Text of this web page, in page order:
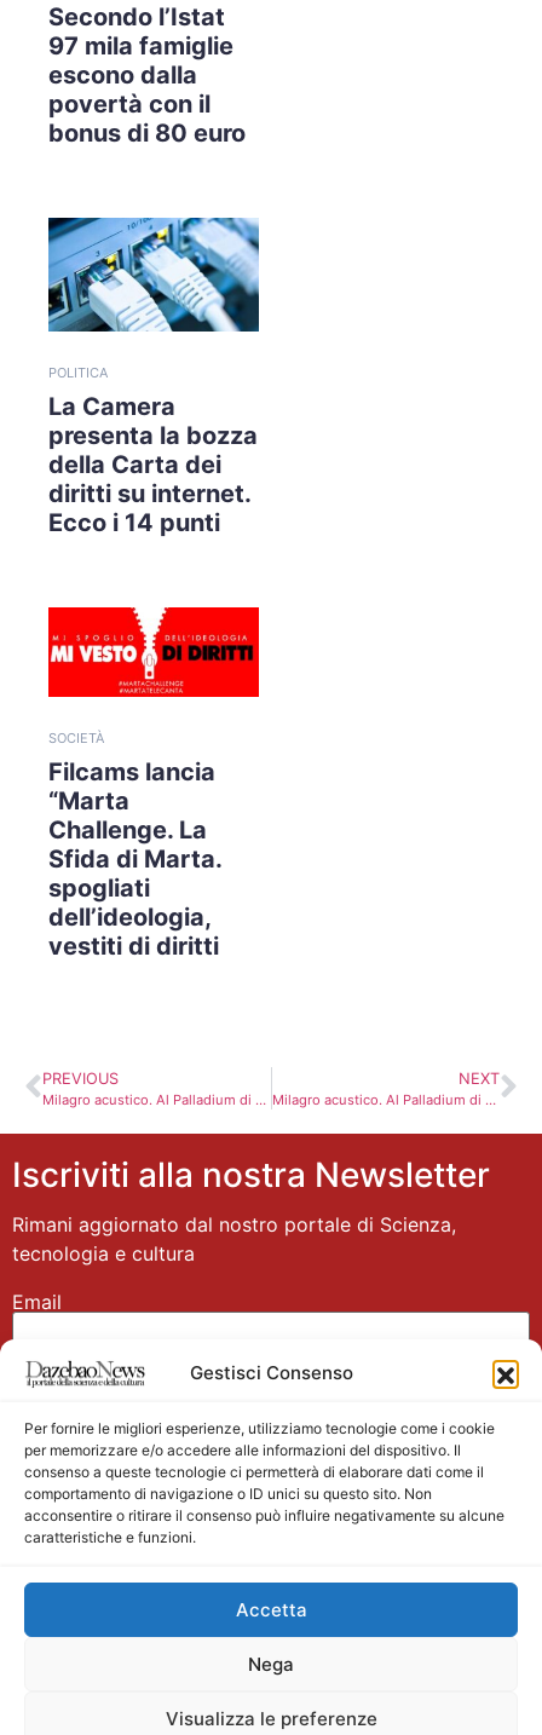
Gestisci Consenso
Per fornire le migliori esperienze, utilizziamo tecnologie come i cookie
per memorizzare e/o accedere alle informazioni del dispositivo. Il
consenso a queste tecnologie ci permetterà di elaborare dati come il
comportamento di navigazione o ID unici su questo sito. Non
acconsentire o ritirare il consenso può influire negativamente su alcune
caratteristiche e funzioni.
Accetta
Nega
Visualizza le preferenze
Secondo l’Istat
97 mila famiglie
escono dalla
povertà con il
bonus di 80 euro
POLITICA
La Camera
presenta la bozza
della Carta dei
diritti su internet.
Ecco i 14 punti
SOCIETÀ
Filcams lancia
“Marta
Challenge. La
Sfida di Marta.
spogliati
dell’ideologia,
vestiti di diritti
PREVIOUS
Milagro acustico. Al Palladium di Roma la world music mediterranea
NEXT
Milagro acustico. Al Palladium di Roma la world music mediterranea
Iscriviti alla nostra Newsletter
Rimani aggiornato dal nostro portale di Scienza,
tecnologia e cultura
Email
Nome
Main partner